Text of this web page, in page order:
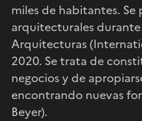
miles de habitantes.
arquitecturales
Arquitecturas
2020. Se trata de
negocios y de
encontrando nuevas
Beyer).